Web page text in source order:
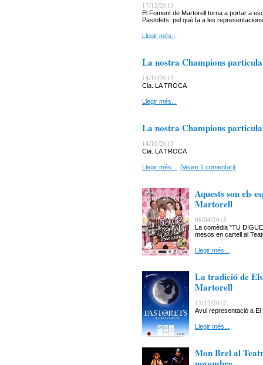
17/12/2013
El Foment de Martorell torna a portar a
Pastofets, pel què fa a les
Llegir més...
La nostra Champions
14/10/2013
Cia. LA TROCA
Llegir més...
La nostra Champions
14/10/2013
Cia. LA TROCA
Llegir més... [Veure 1 comentari]
Aquests son els
Martorell
08/04/2013
La comèdia "TU
mesos en cartell al
Llegir més...
La tradició de
Martorell
15/12/2012
Avui representació a El
Llegir més...
Mon Brel al